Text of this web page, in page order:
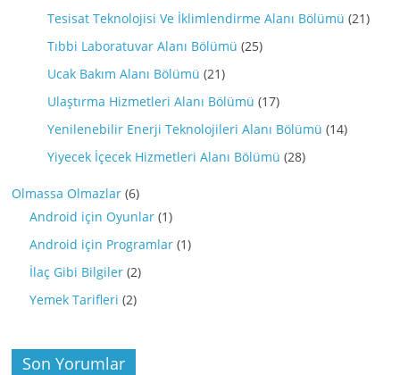
Tesisat Teknolojisi Ve İklimlendirme Alanı Bölümü (21)
Tıbbi Laboratuvar Alanı Bölümü (25)
Ucak Bakım Alanı Bölümü (21)
Ulaştırma Hizmetleri Alanı Bölümü (17)
Yenilenebilir Enerji Teknolojileri Alanı Bölümü (14)
Yiyecek İçecek Hizmetleri Alanı Bölümü (28)
Olmassa Olmazlar (6)
Android için Oyunlar (1)
Android için Programlar (1)
İlaç Gibi Bilgiler (2)
Yemek Tarifleri (2)
Son Yorumlar